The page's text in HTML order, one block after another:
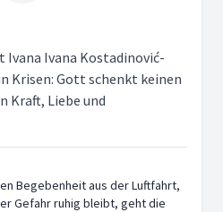
Ivana Ivana Kostadinović-
Krisen: Gott schenkt keinen
Kraft, Liebe und
Begebenheit aus der Luftfahrt,
Gefahr ruhig bleibt, geht die